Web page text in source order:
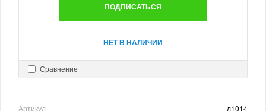
ПОДПИСАТЬСЯ
НЕТ В НАЛИЧИИ
Сравнение
Артикул
л1014